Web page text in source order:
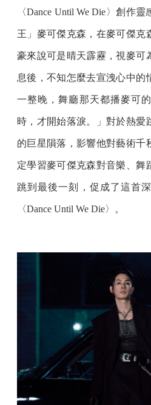
〈Dance Until We Die〉創作
王」麥可傑克森，在麥可傑克
豪來說可是晴天霹靂，視麥可
息後，不知怎麼去宣洩心中的
一整晚，舞廳那天都播麥可
時，才開始落淚。」對於熱愛
的巨星隕落，影響他對藝術千
定學習麥可傑克森對音樂、舞
跳到最後一刻，促成了這首
〈Dance Until We Die〉。